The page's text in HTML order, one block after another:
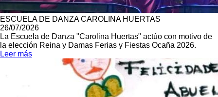
ESCUELA DE DANZA CAROLINA HUERTAS
26/07/2026
La Escuela de Danza "Carolina Huertas" actúo con motivo de
la elección Reina y Damas Ferias y Fiestas Ocaña 2026.
Leer más